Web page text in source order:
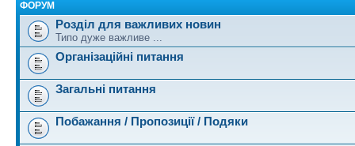
ФОРУМ
Розділ для важливих новин
Типо дуже важливе ...
Організаційні питання
Загальні питання
Побажання / Пропозиції / Подяки